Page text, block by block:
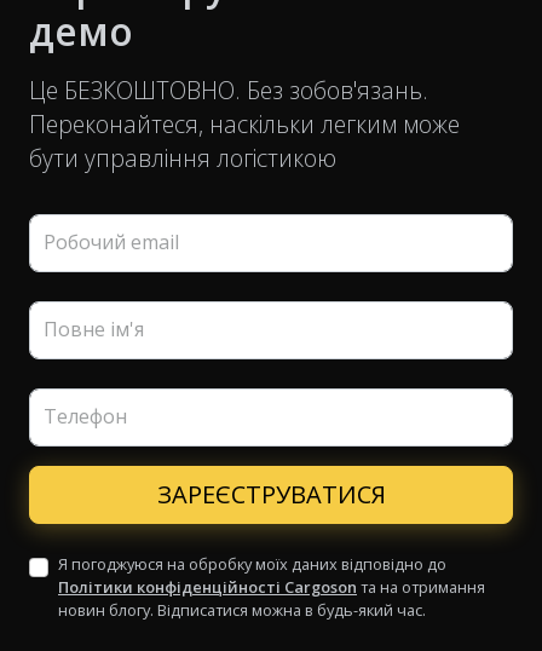
демо
Це БЕЗКОШТОВНО. Без зобов'язань.
Переконайтеся, наскільки легким може
бути управління логістикою
Робочий email
Повне ім'я
Телефон
Я погоджуюся на обробку моїх даних відповідно до
Політики конфіденційності Cargoson та на отримання
новин блогу. Відписатися можна в будь-який час.